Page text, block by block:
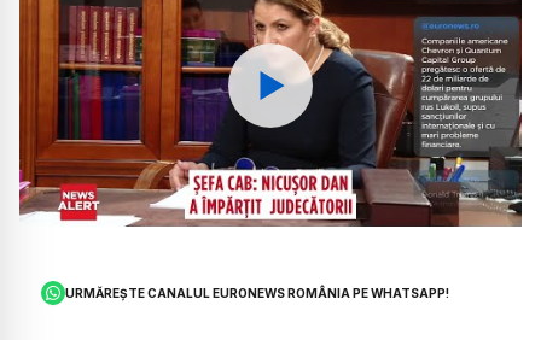
Watch
URMĂREȘTE CANALUL EURONEWS ROMÂNIA PE WHATSAPP!